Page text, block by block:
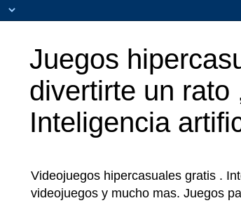
Juegos
divertirte un rato
Inteligencia
Videojuegos hipercasuales gratis .
videojuegos y mucho mas. Juegos